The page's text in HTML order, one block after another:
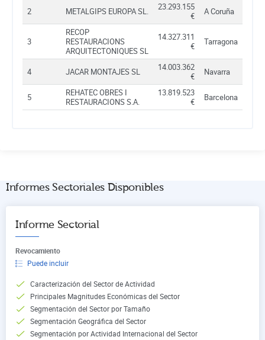
2 METALGIPS EUROPA SL.
23.293.155
€
A Coruña
3
RECOP
RESTAURACIONS
ARQUITECTONIQUES SL
14.327.311
€
Tarragona
4 JACAR MONTAJES SL
14.003.362
€
Navarra
5
REHATEC OBRES I
RESTAURACIONS S.A.
13.819.523
€
Barcelona
Informes Sectoriales Disponibles
Informe Sectorial
Revocamiento
Puede incluir
Caracterización del Sector de Actividad
Principales Magnitudes Económicas del Sector
Segmentación del Sector por Tamaño
Segmentación Geográfica del Sector
Segmentación por Actividad Internacional del Sector